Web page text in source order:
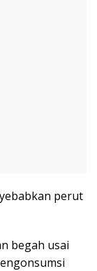
perut
begah usai